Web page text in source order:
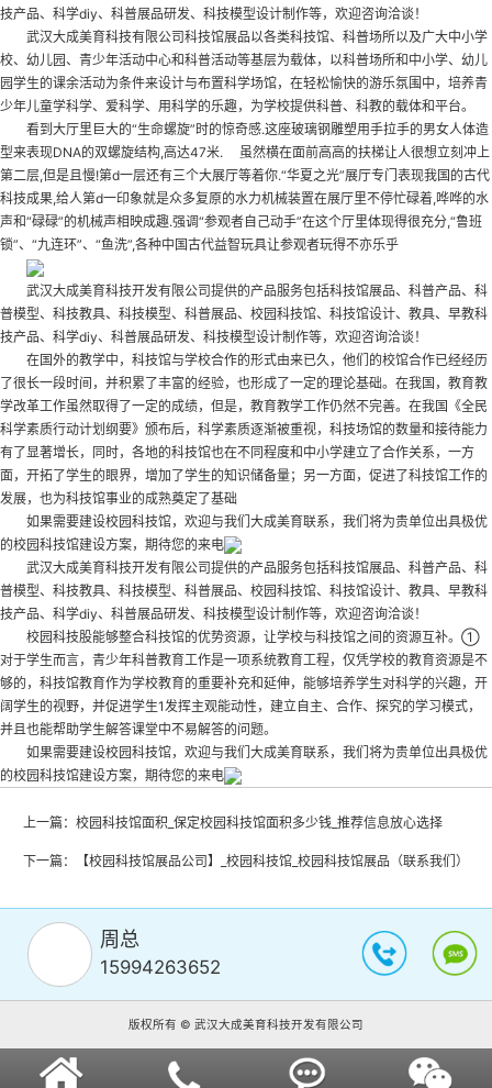
技产品、科学diy、科普展品研发、科技模型设计制作等，欢迎咨询洽谈！
武汉大成美育科技有限公司科技馆展品以各类科技馆、科普场所以及广大中小学
校、幼儿园、青少年活动中心和科普活动等基层为载体，以科普场所和中小学、幼儿
园学生的课余活动为条件来设计与布置科学场馆，在轻松愉快的游乐氛围中，培养青
少年儿童学科学、爱科学、用科学的乐趣，为学校提供科普、科教的载体和平台。
看到大厅里巨大的“生命螺旋”时的惊奇感.这座玻璃钢雕塑用手拉手的男女人体造
型来表现DNA的双螺旋结构,高达47米. 虽然横在面前高高的扶梯让人很想立刻冲上
第二层,但是且慢!第d一层还有三个大展厅等着你.“华夏之光”展厅专门表现我国的古代
科技成果,给人第d一印象就是众多复原的水力机械装置在展厅里不停忙碌着,哗哗的水
声和“碌碌”的机械声相映成趣.强调“参观者自己动手”在这个厅里体现得很充分,“鲁班
锁”、“九连环”、“鱼洗”,各种中国古代益智玩具让参观者玩得不亦乐乎
武汉大成美育科技开发有限公司提供的产品服务包括科技馆展品、科普产品、科
普模型、科技教具、科技模型、科普展品、校园科技馆、科技馆设计、教具、早教科
技产品、科学diy、科普展品研发、科技模型设计制作等，欢迎咨询洽谈！
在国外的教学中，科技馆与学校合作的形式由来已久，他们的校馆合作已经经历
了很长一段时间，并积累了丰富的经验，也形成了一定的理论基础。在我国，教育教
学改革工作虽然取得了一定的成绩，但是，教育教学工作仍然不完善。在我国《全民
科学素质行动计划纲要》颁布后，科学素质逐渐被重视，科技场馆的数量和接待能力
有了显著增长，同时，各地的科技馆也在不同程度和中小学建立了合作关系，一方
面，开拓了学生的眼界，增加了学生的知识储备量；另一方面，促进了科技馆工作的
发展，也为科技馆事业的成熟奠定了基础
如果需要建设校园科技馆，欢迎与我们大成美育联系，我们将为贵单位出具极优
的校园科技馆建设方案，期待您的来电
武汉大成美育科技开发有限公司提供的产品服务包括科技馆展品、科普产品、科
普模型、科技教具、科技模型、科普展品、校园科技馆、科技馆设计、教具、早教科
技产品、科学diy、科普展品研发、科技模型设计制作等，欢迎咨询洽谈！
校园科技股能够整合科技馆的优势资源，让学校与科技馆之间的资源互补。①
对于学生而言，青少年科普教育工作是一项系统教育工程，仅凭学校的教育资源是不
够的，科技馆教育作为学校教育的重要补充和延伸，能够培养学生对科学的兴趣，开
阔学生的视野，并促进学生1发挥主观能动性，建立自主、合作、探究的学习模式，
并且也能帮助学生解答课堂中不易解答的问题。
如果需要建设校园科技馆，欢迎与我们大成美育联系，我们将为贵单位出具极优
的校园科技馆建设方案，期待您的来电
上一篇： 校园科技馆面积_保定校园科技馆面积多少钱_推荐信息放心选择
下一篇： 【校园科技馆展品公司】_校园科技馆_校园科技馆展品（联系我们）
周总
15994263652
版权所有 © 武汉大成美育科技开发有限公司